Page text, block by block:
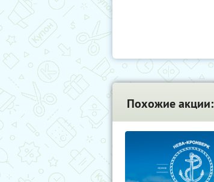
Похожие акции: